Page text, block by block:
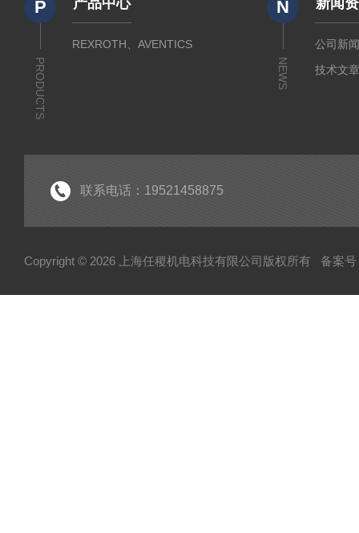
P
PRODUCTS
产品中心
REXROTH、AVENTICS
N
NEWS
新闻
公司新
技术文
联系电话：19521458875
Copyright © 2026 上海任稷机电科技有限公司版权所有 备案号